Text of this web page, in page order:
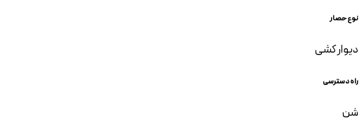
نوع حصار
دیوار کشی
راه دسترسی
شن